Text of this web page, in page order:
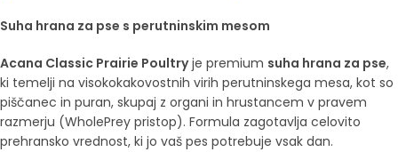
Suha hrana za pse s perutninskim mesom
Acana Classic Prairie Poultryje premium suha hrana za pse,
ki temelji na visokokakovostnih virih perutninskega mesa, kot so
piščanec in puran, skupaj z organi in hrustancem v pravem
razmerju (WholePrey pristop). Formula zagotavlja celovito
prehransko vrednost, ki jo vaš pes potrebuje vsak dan.